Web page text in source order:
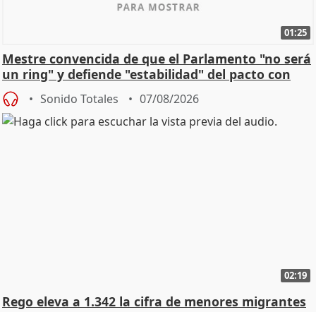
01:25
Mestre convencida de que el Parlamento "no será
un ring" y defiende "estabilidad" del pacto con
Vox
Sonido Totales 07/08/2026
02:19
Rego eleva a 1.342 la cifra de menores migrantes